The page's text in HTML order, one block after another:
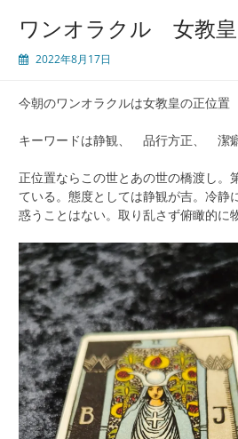
ワンオラクル 女教
2022年8月17日
今朝のワンオラクルは女教皇の正位置
キーワードは静観、 品行方正、
正位置ならこの世とあの世の橋渡し。
ている。態度としては静観が吉。冷静
惑うことはない。取り乱さず俯瞰的に